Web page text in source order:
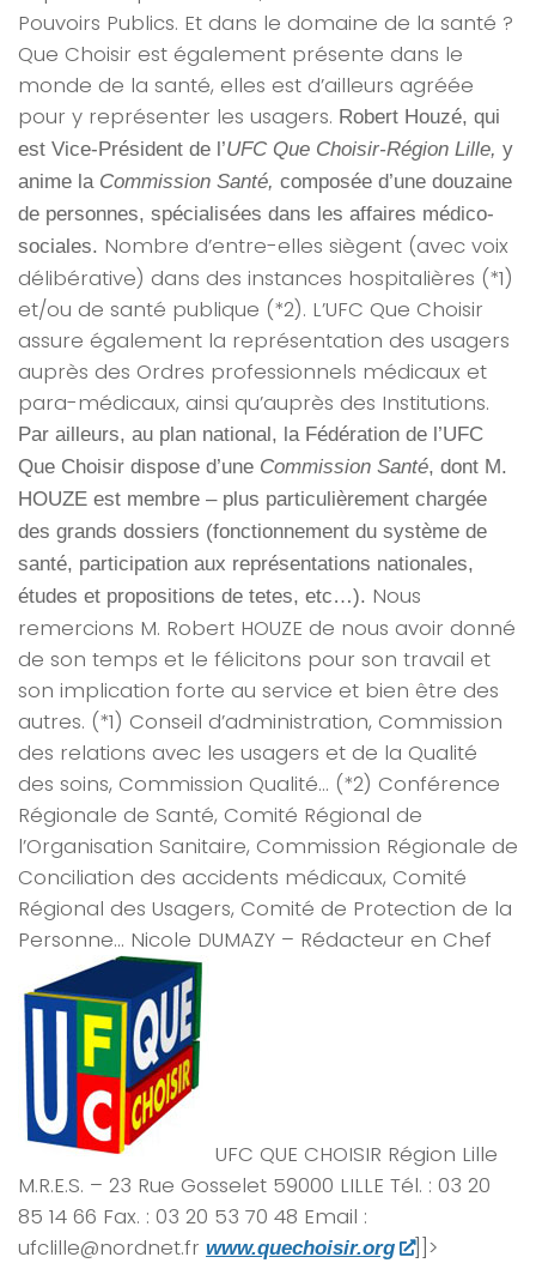
Pouvoirs Publics. Et dans le domaine de la santé ?
Que Choisir est également présente dans le
monde de la santé, elles est d’ailleurs agréée
pour y représenter les usagers. Robert Houzé, qui
est Vice-Président de l’UFC Que Choisir-Région Lille, y
anime la Commission Santé, composée d’une douzaine
de personnes, spécialisées dans les affaires médico-
sociales. Nombre d’entre-elles siègent (avec voix
délibérative) dans des instances hospitalières (*1)
et/ou de santé publique (*2). L’UFC Que Choisir
assure également la représentation des usagers
auprès des Ordres professionnels médicaux et
para-médicaux, ainsi qu’auprès des Institutions.
Par ailleurs, au plan national, la Fédération de l’UFC
Que Choisir dispose d’une Commission Santé, dont M.
HOUZE est membre – plus particulièrement chargée
des grands dossiers (fonctionnement du système de
santé, participation aux représentations nationales,
études et propositions de tetes, etc…). Nous
remercions M. Robert HOUZE de nous avoir donné
de son temps et le félicitons pour son travail et
son implication forte au service et bien être des
autres. (*1) Conseil d’administration, Commission
des relations avec les usagers et de la Qualité
des soins, Commission Qualité… (*2) Conférence
Régionale de Santé, Comité Régional de
l’Organisation Sanitaire, Commission Régionale de
Conciliation des accidents médicaux, Comité
Régional des Usagers, Comité de Protection de la
Personne… Nicole DUMAZY – Rédacteur en Chef
UFC QUE CHOISIR Région Lille
M.R.E.S. – 23 Rue Gosselet 59000 LILLE Tél. : 03 20
85 14 66 Fax. : 03 20 53 70 48 Email :
ufclille@nordnet.fr www.quechoisir.org ]]>